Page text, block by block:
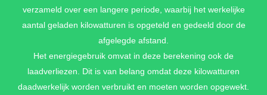
€ 3.759,-
SHADE GREEN METALLIC
verzameld over een langere periode, waarbij het werkelijke
aantal geladen kilowatturen is opgeteld en gedeeld door de
afgelegde afstand.
Het energiegebruik omvat in deze berekening ook de
laadverliezen. Dit is van belang omdat deze kilowatturen
daadwerkelijk worden verbruikt en moeten worden opgewekt.